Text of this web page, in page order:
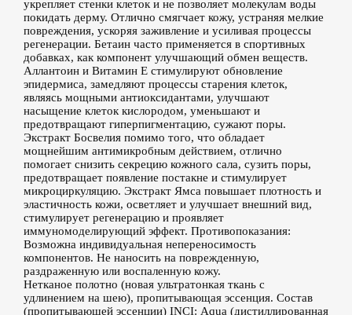
укрепляет стенки клеток и не позволяет молекулам воды
покидать дерму. Отлично смягчает кожу, устраняя мелкие
повреждения, ускоряя заживление и усиливая процессы
регенерации. Бетаин часто применяется в спортивных
добавках, как компонент улучшающий обмен веществ.
Аллантоин и Витамин Е стимулируют обновление
эпидермиса, замедляют процессы старения клеток,
являясь мощными антиоксидантами, улучшают
насыщение клеток кислородом, уменьшают и
предотвращают гиперпигментацию, сужают поры.
Экстракт Босвелия помимо того, что обладает
мощнейшим антимикробным действием, отлично
помогает снизить секрецию кожного сала, сузить поры,
предотвращает появление постакне и стимулирует
микроциркуляцию. Экстракт Ямса повышает плотность и
эластичность кожи, осветляет и улучшает внешний вид,
стимулирует регенерацию и проявляет
иммуномоделирующий эффект. Противопоказания:
Возможна индивидуальная непереносимость
компонентов. Не наносить на поврежденную,
раздраженную или воспаленную кожу.
Нетканое полотно (новая ультратонкая ткань с
удлинением на шею), пропитывающая эссенция. Состав
(пропитывающей эссенции) INCI: Аqua (дистиллированная